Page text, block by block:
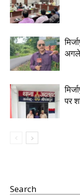
अगले
पर
Search